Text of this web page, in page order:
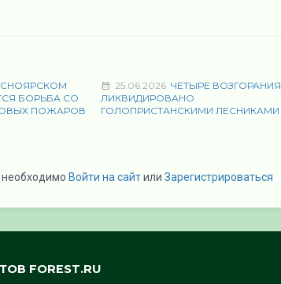
БОРЬБА СО
ПОЖАРОВ
25.06.2026 ЧЕТЫРЕ ВОЗГОРАНИЯ
ЛИКВИДИРОВАНО
ГОЛОПРИСТАНСКИМИ ЛЕСНИКАМИ
Войти на сайтили Зарегистрироваться
FOREST.RU